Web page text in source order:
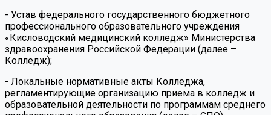
- Устав федерального государственного бюджетного
профессионального образовательного учреждения
«Кисловодский медицинский колледж» Министерства
здравоохранения Российской Федерации (далее –
Колледж);
- Локальные нормативные акты Колледжа,
регламентирующие организацию приема в колледж и
образовательной деятельности по программам среднего